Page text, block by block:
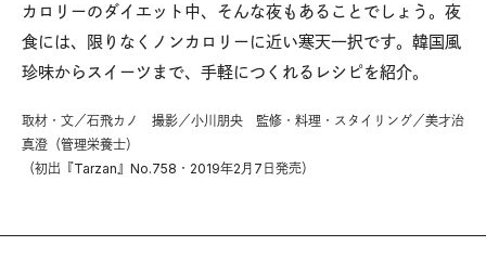
カロリーのダイエット中、そんな夜もあることでしょう。夜
食には、限りなくノンカロリーに近い寒天一択です。韓国風
珍味からスイーツまで、手軽につくれるレシピを紹介。
取材・文／石飛カノ 撮影／小川朋央 監修・料理・スタイリング／美才治
真澄（管理栄養士）
（初出『Tarzan』No.758・2019年2月7日発売）